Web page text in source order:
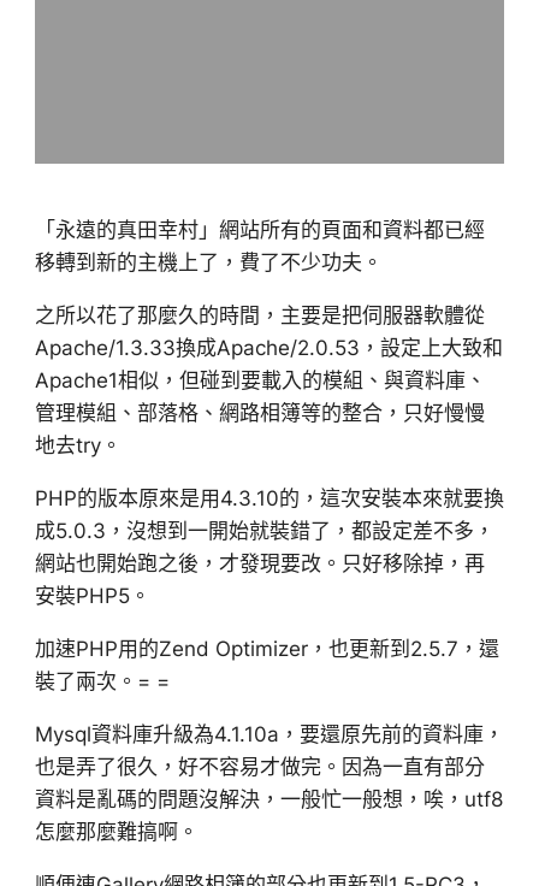
「永遠的真田幸村」網站所有的頁面和資料都已經
移轉到新的主機上了，費了不少功夫。
之所以花了那麼久的時間，主要是把伺服器軟體從
Apache/1.3.33換成Apache/2.0.53，設定上大致和
Apache1相似，但碰到要載入的模組、與資料庫、
管理模組、部落格、網路相簿等的整合，只好慢慢
地去try。
PHP的版本原來是用4.3.10的，這次安裝本來就要換
成5.0.3，沒想到一開始就裝錯了，都設定差不多，
網站也開始跑之後，才發現要改。只好移除掉，再
安裝PHP5。
加速PHP用的Zend Optimizer，也更新到2.5.7，還
裝了兩次。= =
Mysql資料庫升級為4.1.10a，要還原先前的資料庫，
也是弄了很久，好不容易才做完。因為一直有部分
資料是亂碼的問題沒解決，一般忙一般想，唉，utf8
怎麼那麼難搞啊。